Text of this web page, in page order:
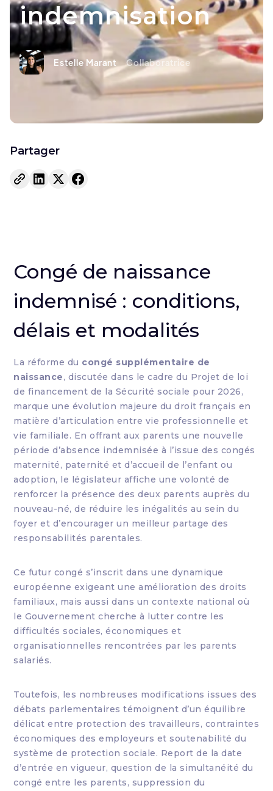
indemnisation
Estelle Marant Collaboratrice
Partager
Congé de naissance
indemnisé : conditions,
délais et modalités
La réforme du congé supplémentaire de
naissance, discutée dans le cadre du Projet de loi
de financement de la Sécurité sociale pour 2026,
marque une évolution majeure du droit français en
matière d’articulation entre vie professionnelle et
vie familiale. En offrant aux parents une nouvelle
période d’absence indemnisée à l’issue des congés
maternité, paternité et d’accueil de l’enfant ou
adoption, le législateur affiche une volonté de
renforcer la présence des deux parents auprès du
nouveau-né, de réduire les inégalités au sein du
foyer et d’encourager un meilleur partage des
responsabilités parentales.
Ce futur congé s’inscrit dans une dynamique
européenne exigeant une amélioration des droits
familiaux, mais aussi dans un contexte national où
le Gouvernement cherche à lutter contre les
difficultés sociales, économiques et
organisationnelles rencontrées par les parents
salariés.
Toutefois, les nombreuses modifications issues des
débats parlementaires témoignent d’un équilibre
délicat entre protection des travailleurs, contraintes
économiques des employeurs et soutenabilité du
système de protection sociale. Report de la date
d’entrée en vigueur, question de la simultanéité du
congé entre les parents, suppression du